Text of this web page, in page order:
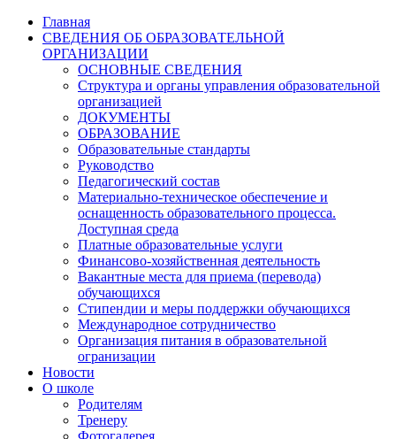
Главная
СВЕДЕНИЯ ОБ ОБРАЗОВАТЕЛЬНОЙ
ОРГАНИЗАЦИИ
ОСНОВНЫЕ СВЕДЕНИЯ
Структура и органы управления образовательной
организацией
ДОКУМЕНТЫ
ОБРАЗОВАНИЕ
Образовательные стандарты
Руководство
Педагогический состав
Материально-техническое обеспечение и
оснащенность образовательного процесса.
Доступная среда
Платные образовательные услуги
Финансово-хозяйственная деятельность
Вакантные места для приема (перевода)
обучающихся
Стипендии и меры поддержки обучающихся
Международное сотрудничество
Организация питания в образовательной
огранизации
Новости
О школе
Родителям
Тренеру
Фотогалерея